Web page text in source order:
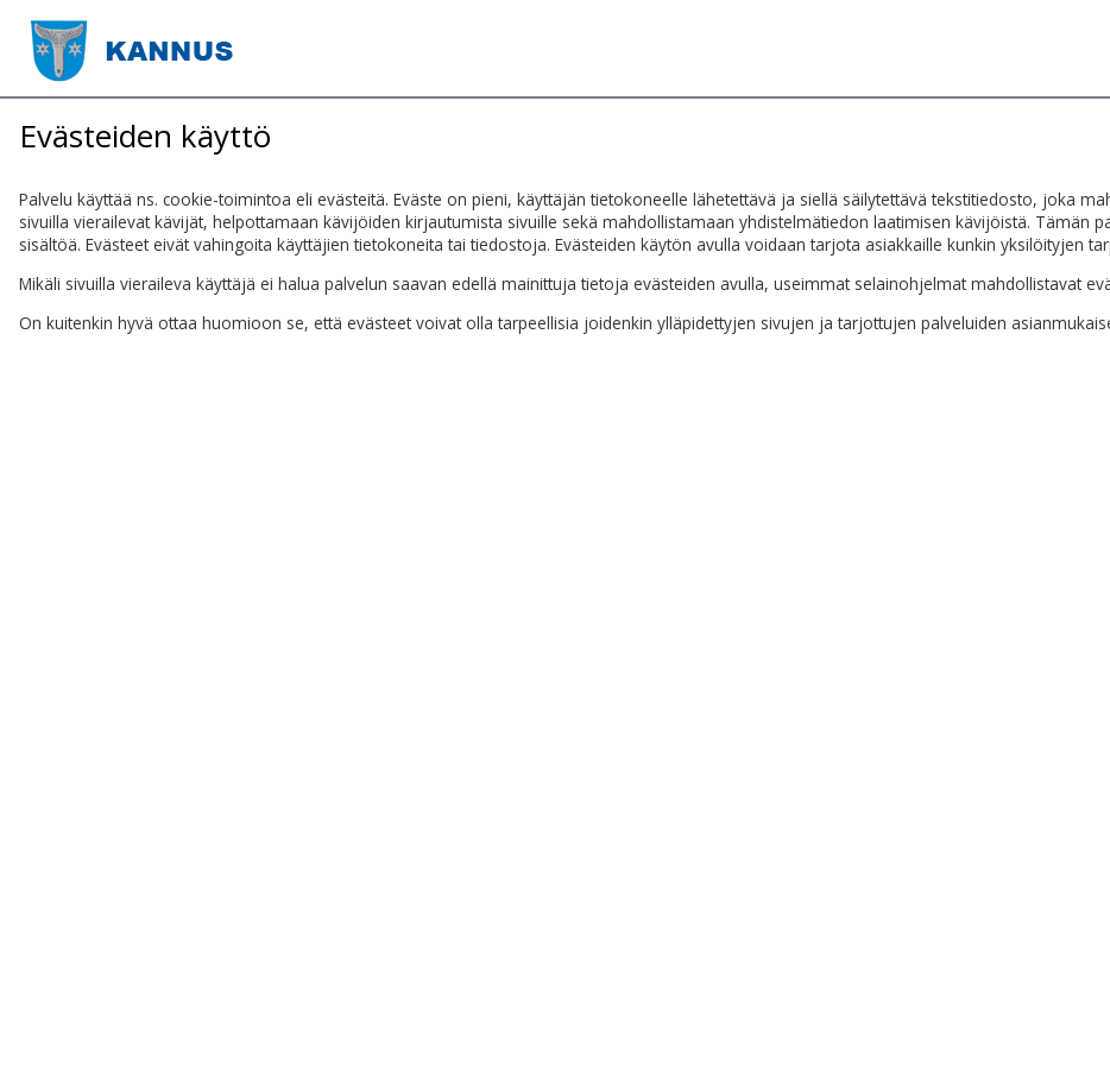
Evästeiden käyttö
Palvelu käyttää ns. cookie-toimintoa eli evästeitä. Eväste on pieni, käyttäjän tietokoneelle lähetettävä ja siellä säilytettävä tekstitiedosto, joka
sivuilla vierailevat kävijät, helpottamaan kävijöiden kirjautumista sivuille sekä mahdollistamaan yhdistelmätiedon laatimisen kävijöistä. Tämän
sisältöä. Evästeet eivät vahingoita käyttäjien tietokoneita tai tiedostoja. Evästeiden käytön avulla voidaan tarjota asiakkaille kunkin yksilöityjen
Mikäli sivuilla vieraileva käyttäjä ei halua palvelun saavan edellä mainittuja tietoja evästeiden avulla, useimmat selainohjelmat mahdollistavat
On kuitenkin hyvä ottaa huomioon se, että evästeet voivat olla tarpeellisia joidenkin ylläpidettyjen sivujen ja tarjottujen palveluiden